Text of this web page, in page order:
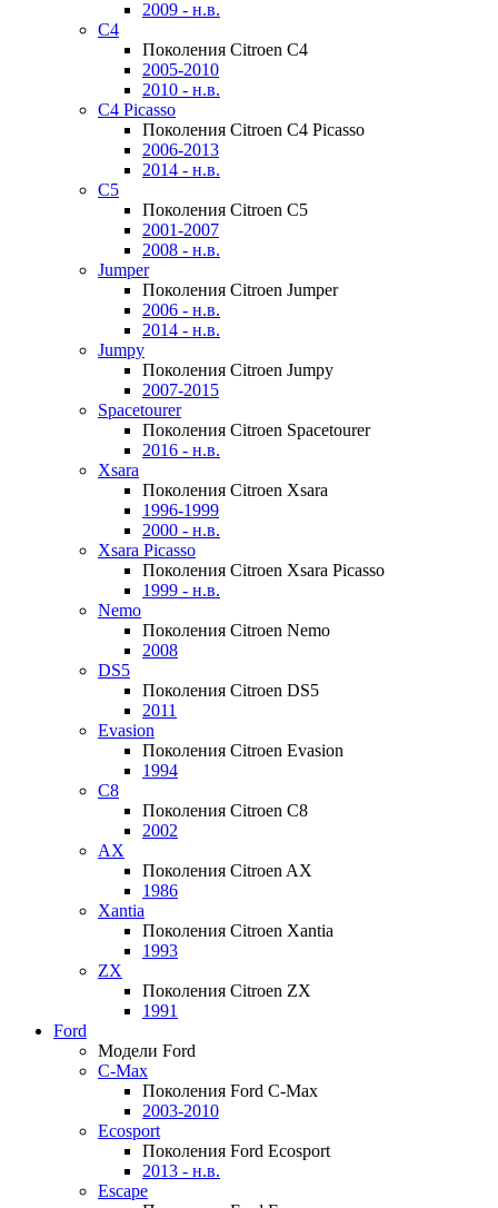
2009 - н.в.
C4
Поколения Citroen C4
2005-2010
2010 - н.в.
C4 Picasso
Поколения Citroen C4 Picasso
2006-2013
2014 - н.в.
C5
Поколения Citroen C5
2001-2007
2008 - н.в.
Jumper
Поколения Citroen Jumper
2006 - н.в.
2014 - н.в.
Jumpy
Поколения Citroen Jumpy
2007-2015
Spacetourer
Поколения Citroen Spacetourer
2016 - н.в.
Xsara
Поколения Citroen Xsara
1996-1999
2000 - н.в.
Xsara Picasso
Поколения Citroen Xsara Picasso
1999 - н.в.
Nemo
Поколения Citroen Nemo
2008
DS5
Поколения Citroen DS5
2011
Evasion
Поколения Citroen Evasion
1994
C8
Поколения Citroen C8
2002
AX
Поколения Citroen AX
1986
Xantia
Поколения Citroen Xantia
1993
ZX
Поколения Citroen ZX
1991
Ford
Модели Ford
C-Max
Поколения Ford C-Max
2003-2010
Ecosport
Поколения Ford Ecosport
2013 - н.в.
Escape